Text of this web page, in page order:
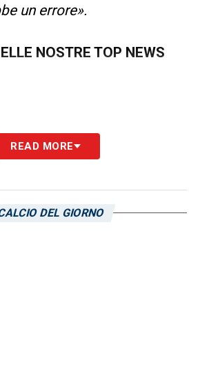
un errore».
NOSTRE TOP NEWS
READ MORE
DEL GIORNO